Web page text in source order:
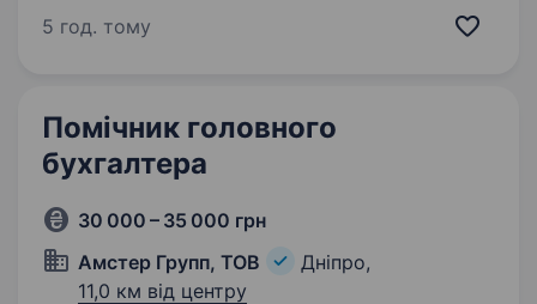
до нашої команди у місті Дніпро на посаду
5 год. тому
Помічник головного
бухгалтера
30 000 – 35 000 грн
Амстер Групп, ТОВ
Дніпро,
11,0 км від центру